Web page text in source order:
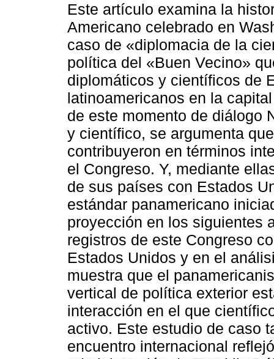
Este artículo examina la
Americano celebrado en
caso de «diplomacia de la
política del «Buen Vecino»
diplomáticos y científicos de
latinoamericanos en la
de este momento de diálogo
y científico, se argumenta
contribuyeron en términos
el Congreso. Y, mediante
de sus países con Estados
estándar panamericano
proyección en los siguientes
registros de este Congreso
Estados Unidos y en el
muestra que el
vertical de política exterior
interacción en el que
activo. Este estudio de caso
encuentro internacional